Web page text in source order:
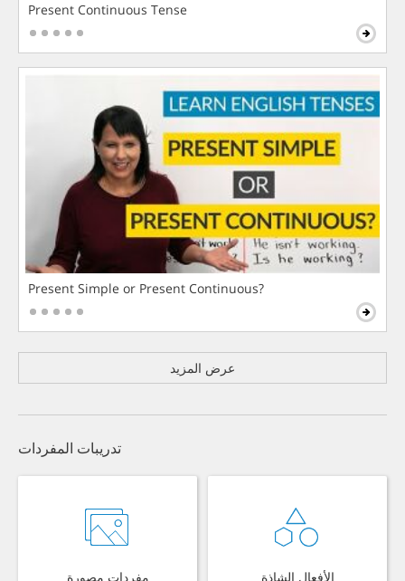
Present Continuous Tense
Present Simple or Present Continuous?
عرض المزيد
تدريبات المفردات
مفردات مصورة الأفعال الشاذة